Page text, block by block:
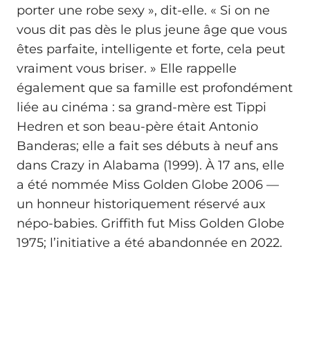
porter une robe sexy », dit-elle. « Si on ne
vous dit pas dès le plus jeune âge que vous
êtes parfaite, intelligente et forte, cela peut
vraiment vous briser. » Elle rappelle
également que sa famille est profondément
liée au cinéma : sa grand-mère est Tippi
Hedren et son beau-père était Antonio
Banderas; elle a fait ses débuts à neuf ans
dans Crazy in Alabama (1999). À 17 ans, elle
a été nommée Miss Golden Globe 2006 —
un honneur historiquement réservé aux
népo-babies. Griffith fut Miss Golden Globe
1975; l’initiative a été abandonnée en 2022.